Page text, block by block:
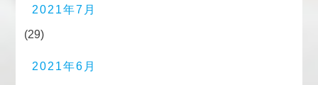
2021年7月
(29)
2021年6月